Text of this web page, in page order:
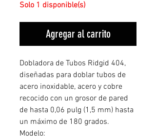
Solo 1 disponible(s)
Agregar al carrito
Dobladora de Tubos Ridgid 404,
diseñadas para doblar tubos de
acero inoxidable, acero y cobre
recocido con un grosor de pared
de hasta 0,06 pulg (1,5 mm) hasta
un máximo de 180 grados.
Modelo: